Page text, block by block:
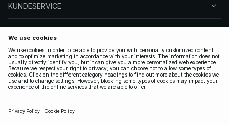
KUNDESERVICE
FØLG OSS
LOVLIG